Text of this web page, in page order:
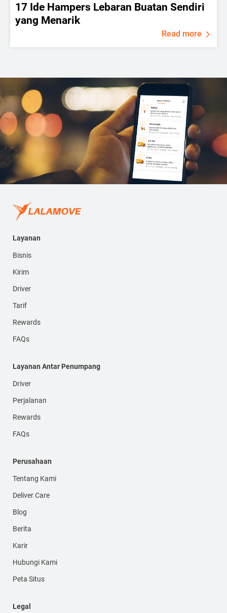
17 Ide Hampers Lebaran Buatan Sendiri
yang Menarik
Read more
Layanan
Bisnis
Kirim
Driver
Tarif
Rewards
FAQs
Layanan Antar Penumpang
Driver
Perjalanan
Rewards
FAQs
Perusahaan
Tentang Kami
Deliver Care
Blog
Berita
Karir
Hubungi Kami
Peta Situs
Legal